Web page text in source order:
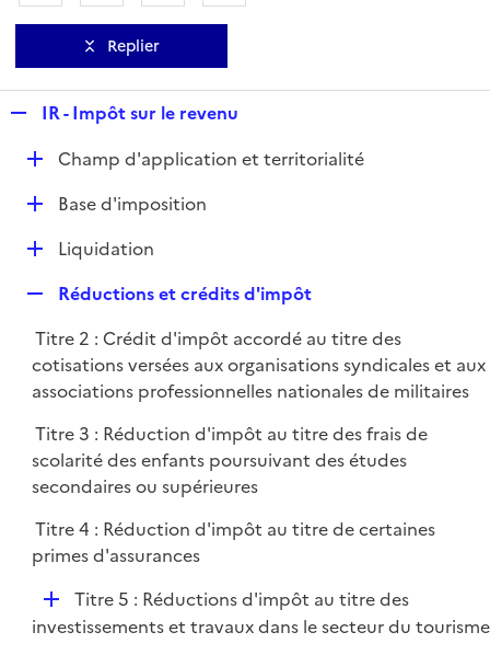
Replier
p
l
i
e
IR - Impôt sur le revenu
DChamp d'application et territorialité
D
e
r
Base d'imposition
D
l
i
e
r
Liquidation
p
l
i
e
Réductions et crédits d'impôt
Titre 2 : Crédit d'impôt accordé au titre des
cotisations versées aux organisations syndicales et aux
associations professionnelles nationales de militaires
Titre 3 : Réduction d'impôt au titre des frais de
scolarité des enfants poursuivant des études
secondaires ou supérieures
Titre 4 : Réduction d'impôt au titre de certaines
primes d'assurances
D
é
Titre 5 : Réductions d'impôt au titre des
investissements et travaux dans le secteur du tourisme